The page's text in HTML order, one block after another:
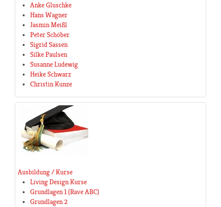
Anke Gluschke
Hans Wagner
Jasmin Meißl
Peter Schöber
Sigrid Sassen
Silke Paulsen
Susanne Ludewig
Heike Schwarz
Christin Kunze
Ausbildung / Kurse
Living Design Kurse
Grundlagen 1 (Rave ABC)
Grundlagen 2